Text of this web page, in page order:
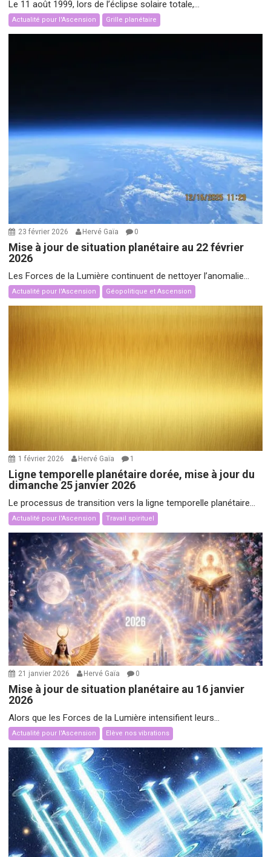
Le 11 août 1999, lors de l’éclipse solaire totale,...
Actualité pour l'Ascension Grille planétaire
23 février 2026 Hervé Gaïa 0
Mise à jour de situation planétaire au 22 février
2026
Les Forces de la Lumière continuent de nettoyer l’anomalie...
Actualité pour l'Ascension Géopolitique et Ascension
1 février 2026 Hervé Gaïa 1
Ligne temporelle planétaire dorée, mise à jour du
dimanche 25 janvier 2026
Le processus de transition vers la ligne temporelle planétaire...
Actualité pour l'Ascension Travail spirituel
21 janvier 2026 Hervé Gaïa 0
Mise à jour de situation planétaire au 16 janvier
2026
Alors que les Forces de la Lumière intensifient leurs...
Actualité pour l'Ascension Elève nos vibrations